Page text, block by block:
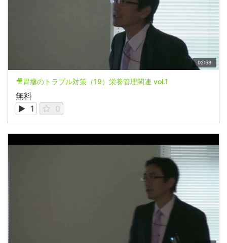
02:59
🎥胃瘻のトラブル対策（19）栄養管理関連 vol.1
無料
1
0